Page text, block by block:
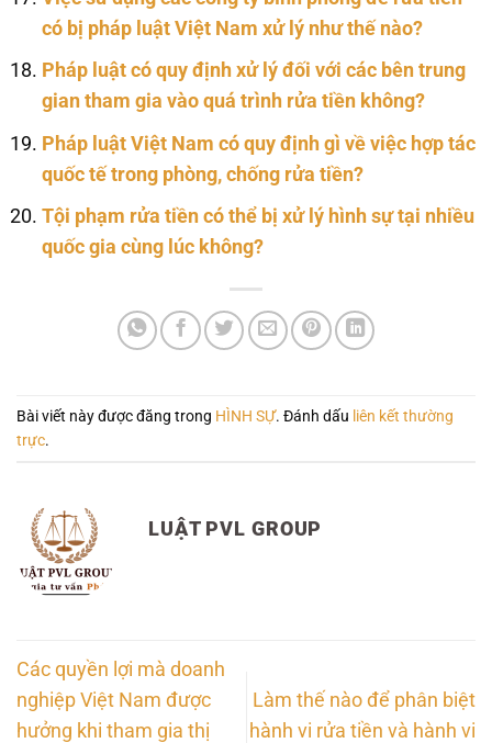
có bị pháp luật Việt Nam xử lý như thế nào?
Pháp luật có quy định xử lý đối với các bên trung
gian tham gia vào quá trình rửa tiền không?
Pháp luật Việt Nam có quy định gì về việc hợp tác
quốc tế trong phòng, chống rửa tiền?
Tội phạm rửa tiền có thể bị xử lý hình sự tại nhiều
quốc gia cùng lúc không?
Bài viết này được đăng trong HÌNH SỰ. Đánh dấu liên kết thường
trực.
LUẬT PVL GROUP
Các quyền lợi mà doanh
nghiệp Việt Nam được
hưởng khi tham gia thị
Làm thế nào để phân biệt
hành vi rửa tiền và hành vi